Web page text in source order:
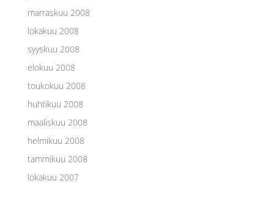
marraskuu 2008
lokakuu 2008
syyskuu 2008
elokuu 2008
toukokuu 2008
huhtikuu 2008
maaliskuu 2008
helmikuu 2008
tammikuu 2008
lokakuu 2007